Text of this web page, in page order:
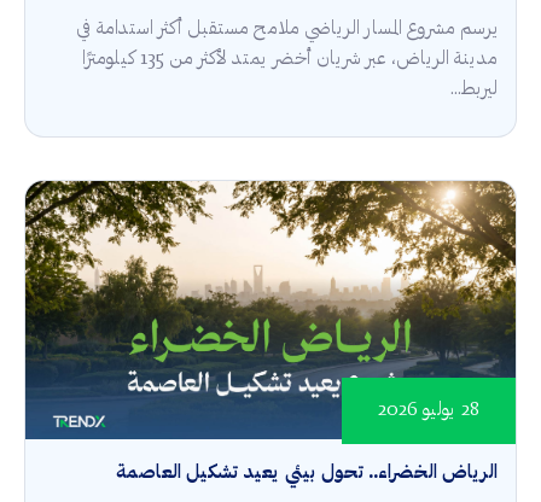
يرسم مشروع المسار الرياضي ملامح مستقبل أكثر استدامة في
مدينة الرياض، عبر شريان أخضر يمتد لأكثر من 135 كيلومترًا
ليربط...
الرياض الخضراء.. تحول بيئي يعيد تشكيل العاصمة
28 يوليو 2026